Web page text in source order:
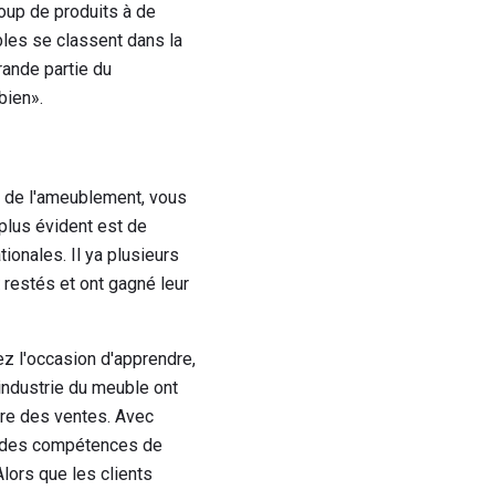
de produits à de
se classent dans la
partie du
l'ameublement, vous
évident est de
Il ya plusieurs
et ont gagné leur
l'occasion d'apprendre,
du meuble ont
des ventes. Avec
compétences de
que les clients